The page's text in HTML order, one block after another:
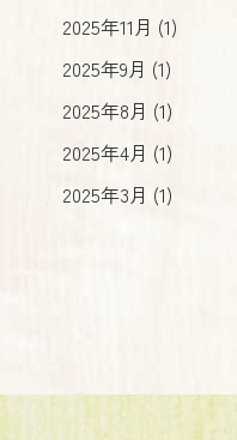
2025年11月 (1)
2025年9月 (1)
2025年8月 (1)
2025年4月 (1)
2025年3月 (1)